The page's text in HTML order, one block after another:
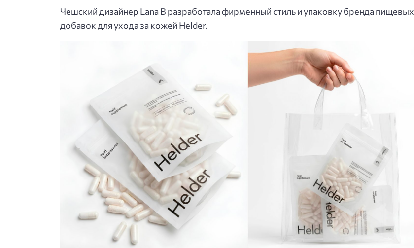
Чешский дизайнер Lana B разработала фирменный стиль и упаковку бренда пищевых
добавок для ухода за кожей Helder.